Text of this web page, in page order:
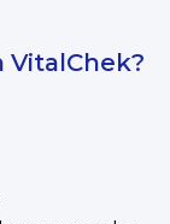
VitalChek?